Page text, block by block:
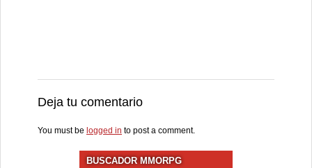
Deja tu comentario
You must be logged in to post a comment.
BUSCADOR MMORPG